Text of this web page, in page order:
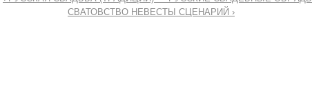
СВАТОВСТВО НЕВЕСТЫ СЦЕНАРИЙ ›